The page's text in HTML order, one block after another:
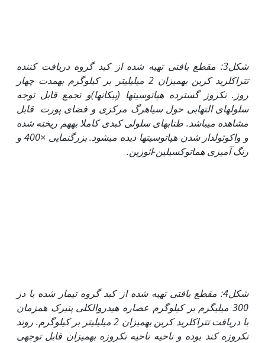
شکل3: مقطع بافتی تهیه شده از کبد گروه دریافت کننده
تتراکلرید کربن به‏میزان 2 میلی‏لیتر بر کیلوگرم به‏مدت چهار
روز. نکروز گسترده هپاتوسیت­ها (پیکان­ها)و تجمع قابل توجه
سلول‏های التهابی حول سیاهرگ مرکزی و فضای پورت قابل
مشاهده می­باشد. طناب­های سلولی کبدی کاملا به‏هم ریخته شده
و واکوئول­دار شدن هپاتوسیت­ها دیده می­شود. بزرگنمایی×
400 و
رنگ آمیزی هماتوکسیلین-ائوزین.
شکل4: مقطع بافتی تهیه شده از کبد گروه تیمار شده با دز
300 میلی‏گرم بر کیلوگرم عصاره هیدروالکلی پنیرک هم‏زمان
با دریافت تتراکلرید کربن به‏میزان 2 میلی‏لیتر بر کیلوگرم
. روند
نکروزه کند بوده و ناحیه ناحیه نکروزه به‏میزان قابل توجهی